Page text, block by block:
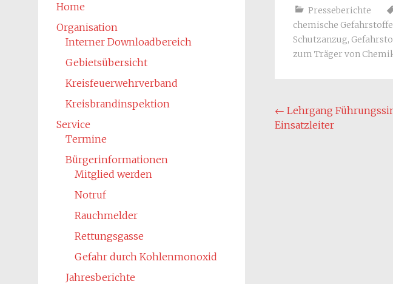
Presseberichte
chemische Gefahrstoffe
Schutzanzug,
zum Träger von
Post
navigation
← Lehrgang
Einsatzleiter
Home
Organisation
Interner Downloadbereich
Gebietsübersicht
Kreisfeuerwehrverband
Kreisbrandinspektion
Service
Termine
Bürgerinformationen
Mitglied werden
Notruf
Rauchmelder
Rettungsgasse
Gefahr durch Kohlenmonoxid
Jahresberichte